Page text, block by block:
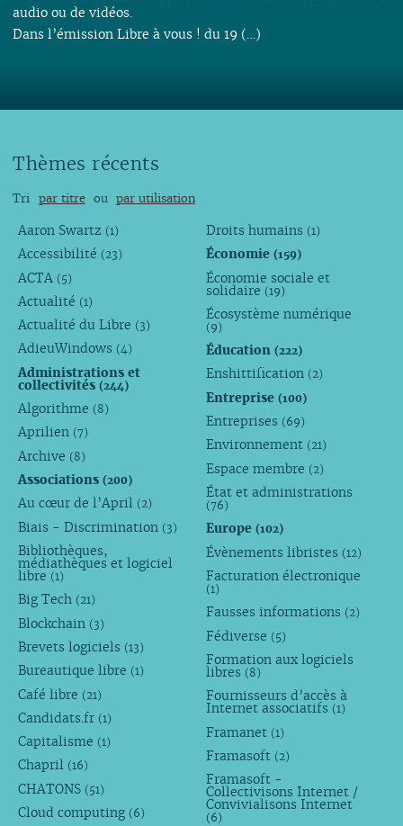
audio ou de vidéos.
Dans l’émission Libre à vous ! du 19 (…)
Thèmes récents
Tri par titre ou par utilisation
Aaron Swartz (1)
Accessibilité (23)
ACTA (5)
Actualité (1)
Actualité du Libre (3)
AdieuWindows (4)
Administrations et
collectivités (244)
Algorithme (8)
Aprilien (7)
Archive (8)
Associations (200)
Au cœur de l’April (2)
Biais - Discrimination (3)
Bibliothèques,
médiathèques et logiciel
libre (1)
Big Tech (21)
Blockchain (3)
Brevets logiciels (13)
Bureautique libre (1)
Café libre (21)
Candidats.fr (1)
Capitalisme (1)
Chapril (16)
CHATONS (51)
Cloud computing (6)
Droits humains (1)
Économie(159)
Économie sociale et
solidaire (19)
Écosystème numérique
(9)
Éducation(222)
Enshittification (2)
Entreprise(100)
Entreprises (69)
Environnement (21)
Espace membre (2)
État et administrations
(76)
Europe(102)
Évènements libristes (12)
Facturation électronique
(1)
Fausses informations (2)
Fédiverse (5)
Formation aux logiciels
libres (8)
Fournisseurs d’accès à
Internet associatifs (1)
Framanet (1)
Framasoft (2)
Framasoft -
Collectivisons Internet /
Convivialisons Internet
(6)